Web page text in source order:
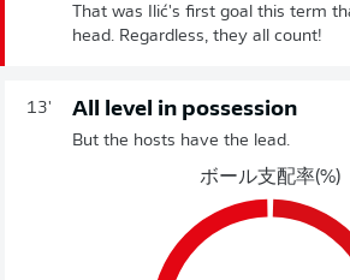
That was Ilić's first goal this term
head. Regardless, they all count!
13' All level in possession
But the hosts have the lead.
ボール支配率(%)